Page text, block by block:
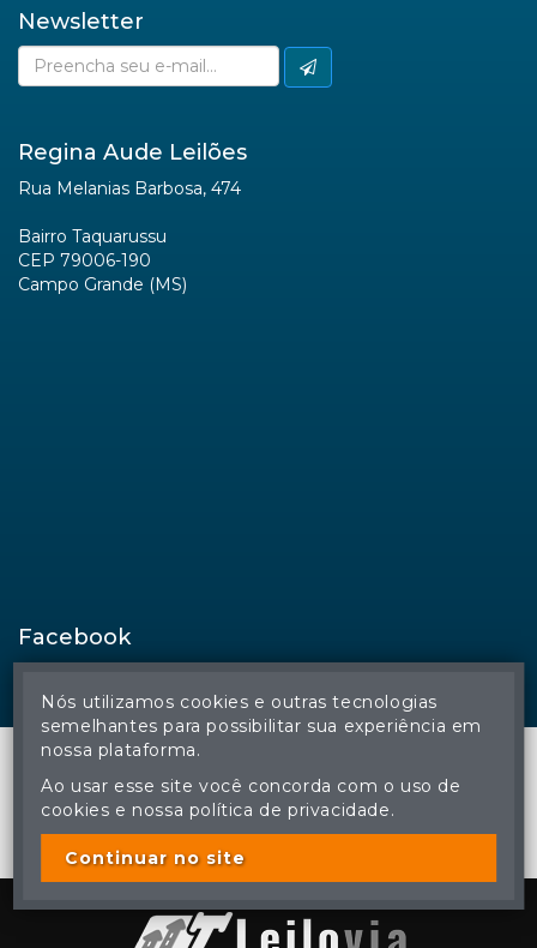
Newsletter
Regina Aude Leilões
Rua Melanias Barbosa, 474
Bairro Taquarussu
CEP 79006-190
Campo Grande (MS)
Facebook
© Regina Aude Leilões - Todos os direitos reservados
A cópia ou reprodução não autorizada do conteúdo deste site
poderá acarretar em penas previstas em lei.
Nós utilizamos cookies e outras tecnologias
semelhantes para possibilitar sua experiência em
nossa plataforma.
Ao usar esse site você concorda com o uso de
cookies e nossa política de privacidade.
Continuar no site